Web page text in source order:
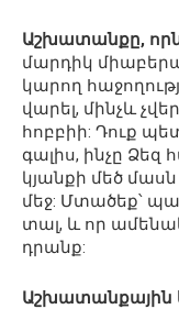
Աշխատանքը,
մարդիկ
կարող
վարել, մինչև
հոբբիի: Դուք
գալիս, ինչը Ձեզ
կյանքի մեծ
մեջ: Մտածեք՝
տալ, և որ
դրանք: